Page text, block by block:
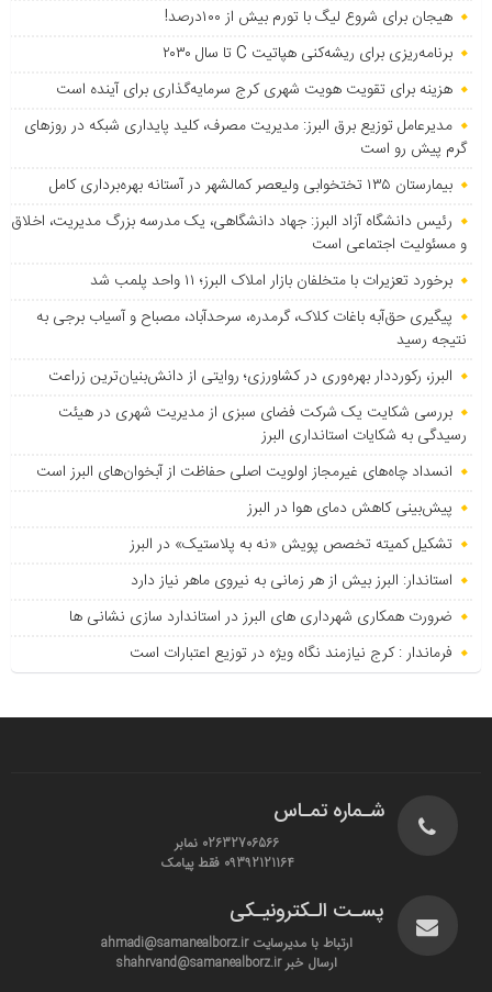
هیجان برای شروع لیگ با تورم بیش از ۱۰۰درصد!
برنامه‌ریزی برای ریشه‌کنی هپاتیت C تا سال ۲۰۳۰
هزینه برای تقویت هویت شهری کرج سرمایه‌گذاری برای آینده است
مدیرعامل توزیع برق البرز: مدیریت مصرف، کلید پایداری شبکه در روزهای
گرم پیش رو است
بیمارستان ۱۳۵ تختخوابی ولیعصر کمالشهر در آستانه بهره‌برداری کامل
رئیس دانشگاه آزاد البرز: جهاد دانشگاهی، یک مدرسه بزرگ مدیریت، اخلاق
و مسئولیت اجتماعی است
برخورد تعزیرات با متخلفان بازار املاک البرز؛ ۱۱ واحد پلمب شد
پیگیری حق‌آبه باغات کلاک، گرمدره، سرحدآباد، مصباح و آسیاب برجی به
نتیجه رسید
البرز، رکورددار بهره‌وری در کشاورزی؛ روایتی از دانش‌بنیان‌ترین زراعت
بررسی شکایت یک شرکت فضای سبزی از مدیریت شهری در هیئت
رسیدگی به شکایات استانداری البرز
انسداد چاه‌های غیرمجاز اولویت اصلی حفاظت از آبخوان‌های البرز است
پیش‌بینی کاهش دمای هوا در البرز
تشکیل کمیته تخصص پویش «نه به پلاستیک» در البرز
استاندار: البرز بیش از هر زمانی به نیروی ماهر نیاز دارد
ضرورت همکاری شهرداری های البرز در استاندارد سازی نشانی ها
فرماندار : کرج نیازمند نگاه ویژه در توزیع اعتبارات است
شـماره تمـاس
02632706566 نمابر
09392121164 فقط پیامک
پسـت الـکترونیـکی
ارتباط با مدیرسایت ahmadi@samanealborz.ir
ارسال خبر shahrvand@samanealborz.ir